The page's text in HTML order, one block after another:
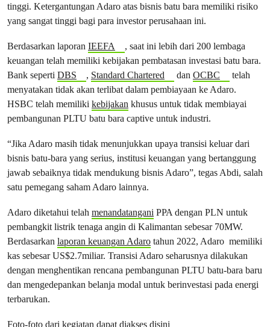
tinggi. Ketergantungan Adaro atas bisnis batu bara memiliki risiko
yang sangat tinggi bagi para investor perusahaan ini.
Berdasarkan laporan IEEFA
, saat ini lebih dari 200 lembaga
keuangan telah memiliki kebijakan pembatasan investasi batu bara.
Bank seperti DBS , Standard Chartered dan OCBC
telah
menyatakan tidak akan terlibat dalam pembiayaan ke Adaro.
HSBC telah memiliki kebijakan khusus untuk tidak membiayai
pembangunan PLTU batu bara captive untuk industri.
“Jika Adaro masih tidak menunjukkan upaya transisi keluar dari
bisnis batu-bara yang serius, institusi keuangan yang bertanggung
jawab sebaiknya tidak mendukung bisnis Adaro”, tegas Abdi, salah
satu pemegang saham Adaro lainnya.
Adaro diketahui telah menandatangani PPA dengan PLN untuk
pembangkit listrik tenaga angin di Kalimantan sebesar 70MW.
Berdasarkan laporan keuangan Adaro tahun 2022, Adaro memiliki
kas sebesar US$2.7miliar. Transisi Adaro seharusnya dilakukan
dengan menghentikan rencana pembangunan PLTU batu-bara baru
dan mengedepankan belanja modal untuk berinvestasi pada energi
terbarukan.
Foto-foto dari kegiatan dapat diakses disini